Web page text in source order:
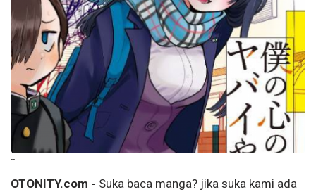
--
OTONITY.com - Suka baca manga? jika suka kami ada